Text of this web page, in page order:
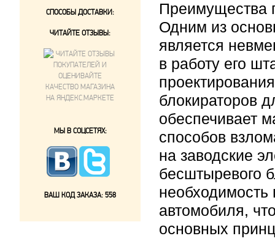
Преимущества
Одним из
является
в работу его
блокираторов
обеспечивает
способов
на заводские
бесштыревого
необходимость
автомобиля,
основных
СПОСОБЫ ДОСТАВКИ:
ЧИТАЙТЕ ОТЗЫВЫ:
МЫ В СОЦСЕТЯХ:
ВАШ КОД ЗАКАЗА: 558